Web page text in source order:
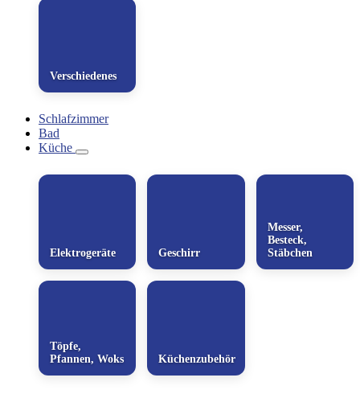
Verschiedenes
Schlafzimmer
Bad
Küche
Elektrogeräte Geschirr
Messer,
Besteck,
Stäbchen
Töpfe,
Pfannen, Woks
Küchenzubehör